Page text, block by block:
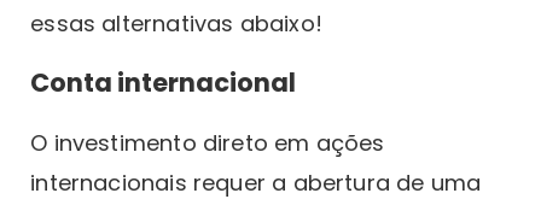
essas alternativas abaixo!
Conta internacional
O investimento direto em ações
internacionais requer a abertura de uma